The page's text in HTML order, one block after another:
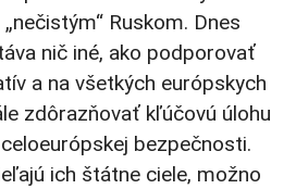
Ruskom. Dnes
nič iné, ako podporovať
a na všetkých európskych
zdôrazňovať kľúčovú úlohu
bezpečnosti.
ich štátne ciele, možno